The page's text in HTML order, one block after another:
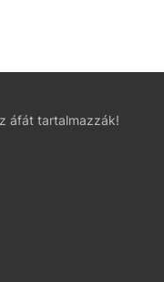
áfát tartalmazzák!